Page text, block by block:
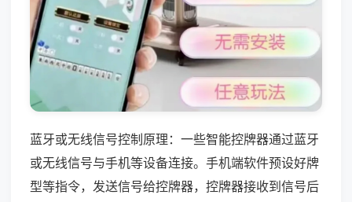
蓝牙或无线信号控制原理：一些智能控牌器通过蓝牙
或无线信号与手机等设备连接。手机端软件预设好牌
型等指令，发送信号给控牌器，控牌器接收到信号后